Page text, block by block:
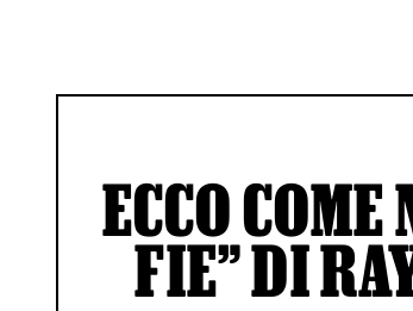
ECCO
FIE” DI